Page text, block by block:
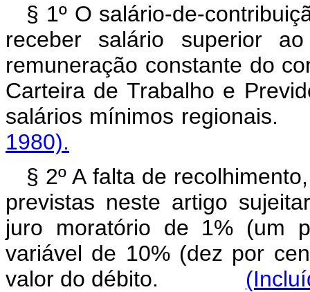
§ 1º O salário-de-
receber salário superior
remuneração constante do
Carteira de Trabalho e
salários mínimos
1980).
§ 2º A falta de
previstas neste artigo
juro moratório de 1% (um
variável de 10% (dez por
valor do débito.